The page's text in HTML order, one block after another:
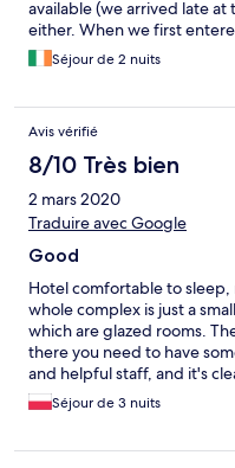
available (we arrived late
either. When we first
wrong place because it
internet. When we got the
was broken and we
change the room, which
but that room was even
filthy and there was bird's
in this place was small pool
who helped us to have a
Séjour de 2 nuits
Avis vérifié
8/10 Très bien
2 mars 2020
Traduire avec Google
Good
Hotel comfortable to
whole complex is just a
which are glazed rooms.
there you need to have
and helpful staff, and it's
Séjour de 3 nuits